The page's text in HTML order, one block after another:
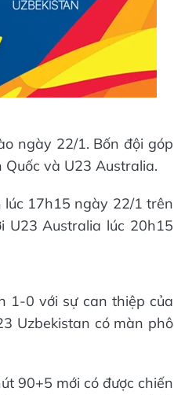
ngày 22/1. Bốn đội góp
và U23 Australia.
lúc 17h15 ngày 22/1 trên
U23 Australia lúc 20h15
1-0 với sự can thiệp của
Uzbekistan có màn phô
90+5 mới có được chiến